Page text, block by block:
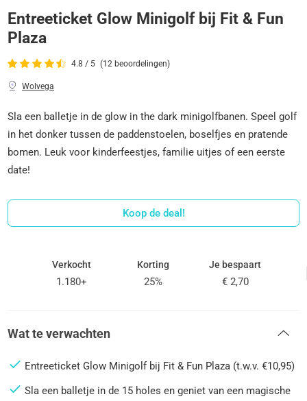
Entreeticket Glow Minigolf bij Fit & Fun
Plaza
4.8 / 5 (12 beoordelingen)
Wolvega
Sla een balletje in de glow in the dark minigolfbanen. Speel golf
in het donker tussen de paddenstoelen, boselfjes en pratende
bomen. Leuk voor kinderfeestjes, familie uitjes of een eerste
date!
Koop de deal!
Verkocht
1.180+
Korting
25%
Je bespaart
€ 2,70
Wat te verwachten
Entreeticket Glow Minigolf bij Fit & Fun Plaza (t.w.v. €10,95)
Sla een balletje in de 15 holes en geniet van een magische